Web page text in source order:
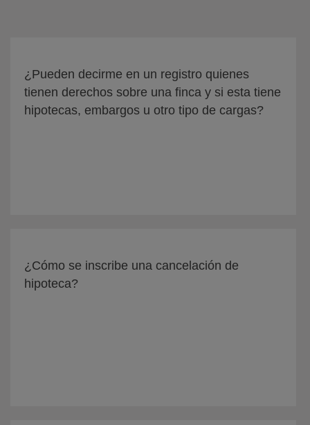
¿Pueden decirme en un registro quienes
tienen derechos sobre una finca y si esta tiene
hipotecas, embargos u otro tipo de cargas?
¿Cómo se inscribe una cancelación de
hipoteca?